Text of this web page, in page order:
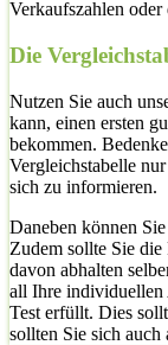
Verkaufszahlen
Die
Nutzen Sie auch
kann, einen ersten
bekommen.
Vergleichstabelle
sich zu informieren.
Daneben können
Zudem sollte Sie
davon abhalten
all Ihre individuellen
Test erfüllt. Dies
sollten Sie sich auch